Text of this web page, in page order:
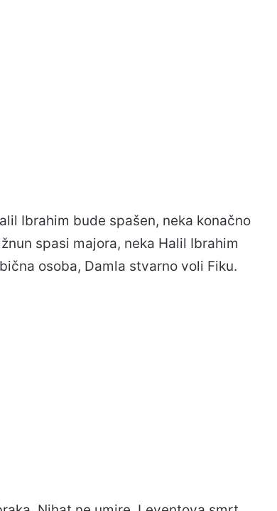
Ibrahim bude spašen, neka konačno
spasi majora, neka Halil Ibrahim
osoba, Damla stvarno voli Fiku.